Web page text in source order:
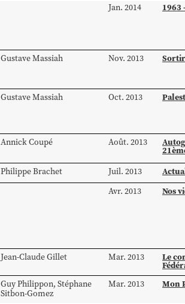
Jan. 2014
1963
GustaveMassiah Nov. 2013
GustaveMassiah Oct. 2013
AnnickCoupé Août. 2013
PhilippeBrachet Juil. 2013
Avr. 2013
Nos
Jean-ClaudeGillet Mar. 2013 Le
GuyPhilippon, Stéphane
Sitbon-Gomez
Mar. 2013 Mon